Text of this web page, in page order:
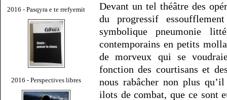
2016 - Pasqyra e te rrefyemit
2016 - Perspectives libres
Devant un tel théâtre des
du progressif
symbolique pneumonie
contemporains en petits
de morveux qui se
fonction des courtisans et
nous rabâcher non plus
ilots de combat, que ce sont